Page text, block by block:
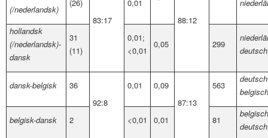
(/nederlandsk)
(26)
83:17
0,01
88:12
hollandsk
(/nederlandsk)-
dansk
31
(11)
0,01;
<0,01
0,05 299
deutsch
dansk-belgisk
36
92:8
0,01
0,09
87:13
563
belgisch
belgisk-dansk 2 <0,01 0,01 81
deutsch